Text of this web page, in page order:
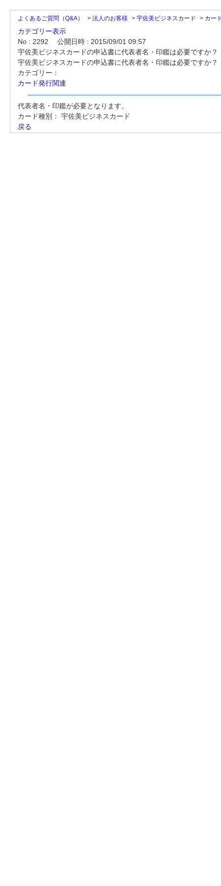
よくあるご質問（Q&A） > 法人のお客様 > 宇佐美ビジネスカード > カー
カテゴリー表示
No : 2292
公開日時 : 2015/09/01 09:57
宇佐美ビジネスカードの申込書に代表者名・印鑑は必要ですか？
宇佐美ビジネスカードの申込書に代表者名・印鑑は必要ですか？
カテゴリー：
カード発行関連
代表者名・印鑑が必要となります。
カード種別：
宇佐美ビジネスカード
戻る